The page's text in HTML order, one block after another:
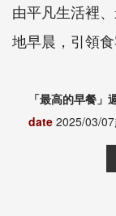
由平凡生活裡
地早晨，引領
「最高的早餐」
date 2025/03/